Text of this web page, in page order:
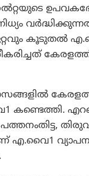
കൂടുതല്‍
കണ്ടെത്തി.
എ.വൈ1